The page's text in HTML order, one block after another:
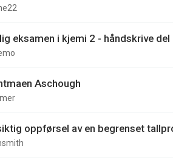
eksamen i kjemi 2 - håndskrive del
Aschough
oppførsel av en begrenset